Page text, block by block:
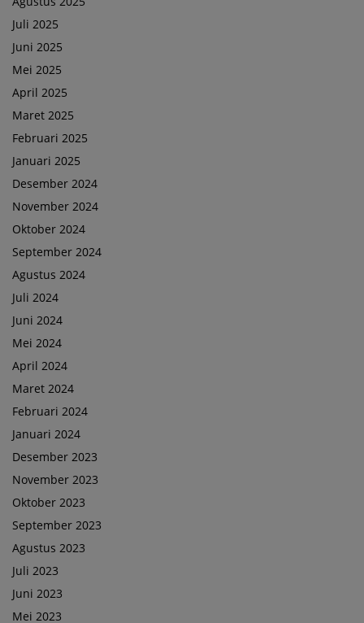
Juli 2025
Juni 2025
Mei 2025
April 2025
Maret 2025
Februari 2025
Januari 2025
Desember 2024
November 2024
Oktober 2024
September 2024
Agustus 2024
Juli 2024
Juni 2024
Mei 2024
April 2024
Maret 2024
Februari 2024
Januari 2024
Desember 2023
November 2023
Oktober 2023
September 2023
Agustus 2023
Juli 2023
Juni 2023
Mei 2023